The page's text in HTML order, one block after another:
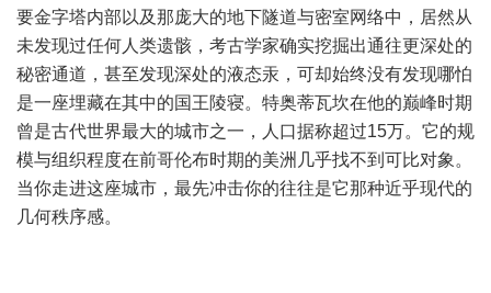
要金字塔内部以及那庞大的地下隧道与密室网络中，居然从
未发现过任何人类遗骸，考古学家确实挖掘出通往更深处的
秘密通道，甚至发现深处的液态汞，可却始终没有发现哪怕
是一座埋藏在其中的国王陵寝。特奥蒂瓦坎在他的巅峰时期
曾是古代世界最大的城市之一，人口据称超过15万。它的规
模与组织程度在前哥伦布时期的美洲几乎找不到可比对象。
当你走进这座城市，最先冲击你的往往是它那种近乎现代的
几何秩序感。